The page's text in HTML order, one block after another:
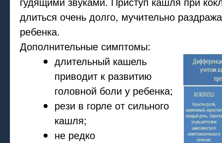
длиться очень долго, мучительно
ребенка.
Дополнительные симптомы:
длительный кашель
приводит к развитию
головной боли у ребенка;
рези в горле от сильного
кашля;
не редко